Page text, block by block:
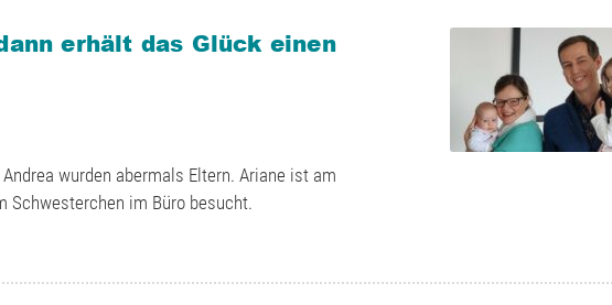
erhält das Glück einen
wurden abermals Eltern. Ariane ist am
Schwesterchen im Büro besucht.